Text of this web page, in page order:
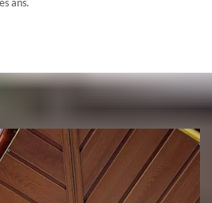
ans.